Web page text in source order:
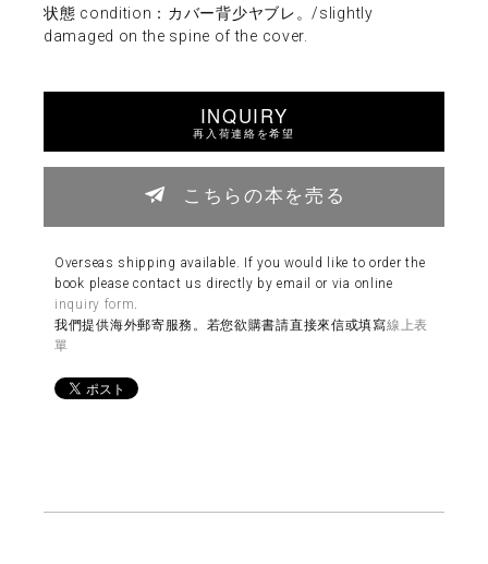
状態 condition：カバー背少ヤブレ。/slightly
damaged on the spine of the cover.
INQUIRY
再入荷連絡を希望
こちらの本を売る
Overseas shipping available. If you would like to order the
book please contact us directly by email or via online
inquiry form
我們提供海外郵寄服務。若您欲購書請直接來信或填寫線上表
單